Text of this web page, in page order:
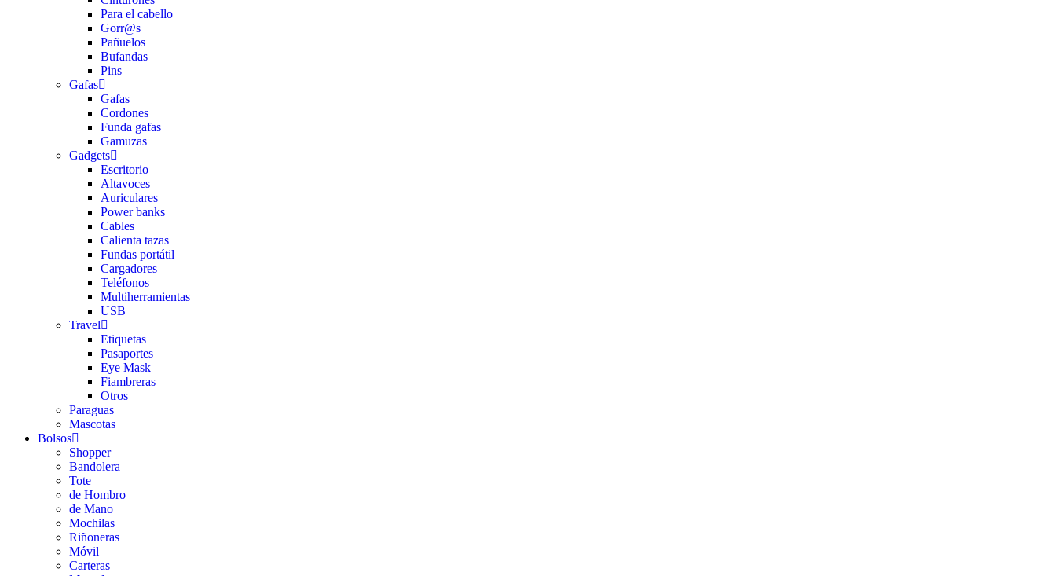
Para el cabello
Gorr@s
Pañuelos
Bufandas
Pins
Gafas
Gafas
Cordones
Funda gafas
Gamuzas
Gadgets
Escritorio
Altavoces
Auriculares
Power banks
Cables
Calienta tazas
Fundas portátil
Cargadores
Teléfonos
Multiherramientas
USB
Travel
Etiquetas
Pasaportes
Eye Mask
Fiambreras
Otros
Paraguas
Mascotas
Bolsos
Shopper
Bandolera
Tote
de Hombro
de Mano
Mochilas
Riñoneras
Móvil
Carteras